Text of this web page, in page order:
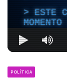
ESTE
POLÍTICA